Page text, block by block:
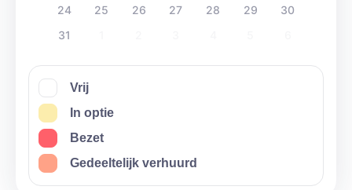
24
25 26 27 28 29
30
31
Vrij
In optie
Bezet
Gedeeltelijk verhuurd